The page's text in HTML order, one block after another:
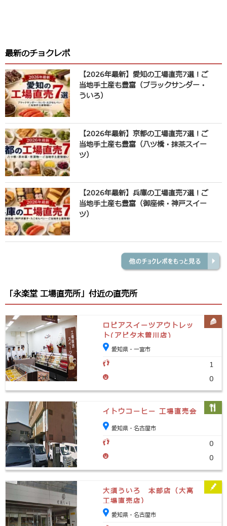
最新のチョクレポ
【2026年最新】愛知の工場直売7選！ご
当地手土産も豊富（ブラックサンダー・
ういろ）
【2026年最新】京都の工場直売7選！ご
当地手土産も豊富（八ツ橋・抹茶スイー
ツ）
【2026年最新】兵庫の工場直売7選！ご
当地手土産も豊富（御座候・神戸スイー
ツ）
「永楽堂 工場直売所」付近の直売所
ロピアスイーツアウトレッ
ト(アピタ木曽川店)
愛知県・一宮市
1
0
イトウコーヒー 工場直売会
愛知県・名古屋市
0
0
大須ういろ 本部店（大高
工場直売店）
愛知県・名古屋市